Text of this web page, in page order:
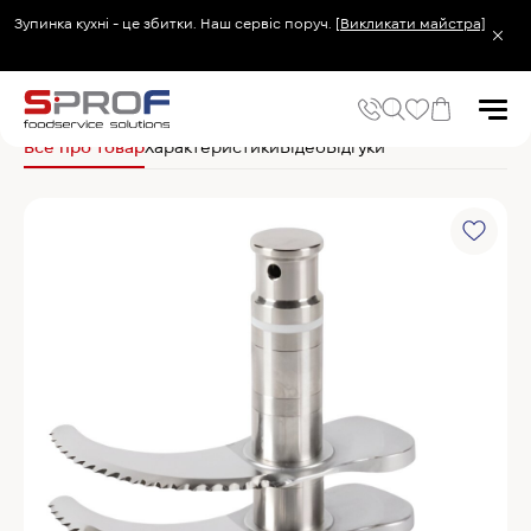
Зупинка кухні - це збитки. Наш сервіс поруч. [Викликати майстра]
Печі та пароконвектомати
Холодильне та Морозильне обладнання
Хімія для пароконвектоматів
Хімія для посудомийних машин
Популярні товари
Головна ЗапчастиниRobot Coupe Ніж з великими зубцями з 3 лезами
Все про товарХарактеристикиВідеоВідгуки